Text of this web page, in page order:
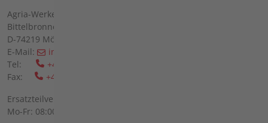
Agria-Werke GmbH
Bittelbronner Str. 42
D-74219 Möckmühl
E-Mail:
info(at)agria(dot)de
Tel:
+49 6298 39-0
Fax:
+49 6298 39-111
Ersatzteilverkauf vor Ort:
Mo-Fr: 08:00 - 12:00 Uhr und 13:00 - 16:00 Uhr